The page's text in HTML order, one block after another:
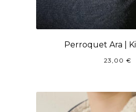
Perroquet Ara |
23,00 €